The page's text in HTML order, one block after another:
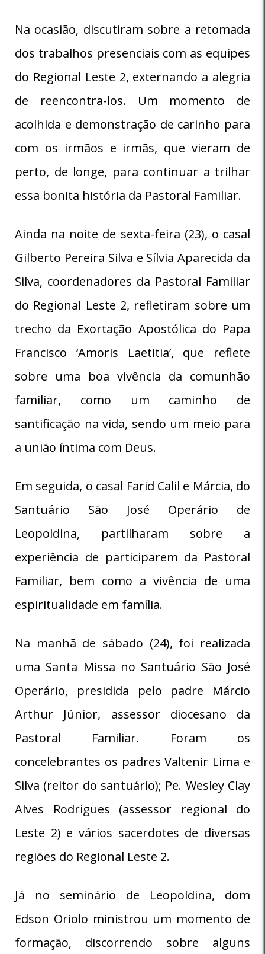
Na ocasião, discutiram sobre a retomada
dos trabalhos presenciais com as equipes
do Regional Leste 2, externando a alegria
de reencontra-los. Um momento de
acolhida e demonstração de carinho para
com os irmãos e irmãs, que vieram de
perto, de longe, para continuar a trilhar
essa bonita história da Pastoral Familiar.
Ainda na noite de sexta-feira (23), o casal
Gilberto Pereira Silva e Sílvia Aparecida da
Silva, coordenadores da Pastoral Familiar
do Regional Leste 2, refletiram sobre um
trecho da Exortação Apostólica do Papa
Francisco ‘Amoris Laetitia’, que reflete
sobre uma boa vivência da comunhão
familiar, como um caminho de
santificação na vida, sendo um meio para
a união íntima com Deus.
Em seguida, o casal Farid Calil e Márcia, do
Santuário São José Operário de
Leopoldina, partilharam sobre a
experiência de participarem da Pastoral
Familiar, bem como a vivência de uma
espiritualidade em família.
Na manhã de sábado (24), foi realizada
uma Santa Missa no Santuário São José
Operário, presidida pelo padre Márcio
Arthur Júnior, assessor diocesano da
Pastoral Familiar. Foram os
concelebrantes os padres Valtenir Lima e
Silva (reitor do santuário); Pe. Wesley Clay
Alves Rodrigues (assessor regional do
Leste 2) e vários sacerdotes de diversas
regiões do Regional Leste 2.
Já no seminário de Leopoldina, dom
Edson Oriolo ministrou um momento de
formação, discorrendo sobre alguns